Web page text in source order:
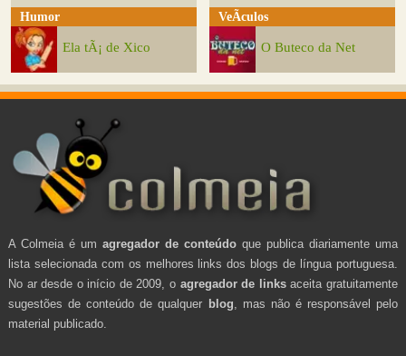
Humor
Ela tÃ¡ de Xico
VeÃ­culos
O Buteco da Net
A Colmeia é um agregador de conteúdo que publica diariamente uma
lista selecionada com os melhores links dos blogs de língua portuguesa.
No ar desde o início de 2009, o agregador de linksaceita gratuitamente
sugestões de conteúdo de qualquer blog , mas não é responsável pelo
material publicado.